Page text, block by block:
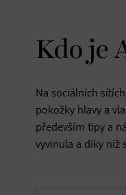
Kdo je
Na sociálních
pokožky hlavy a
především tipy a
vyvinula a díky níž